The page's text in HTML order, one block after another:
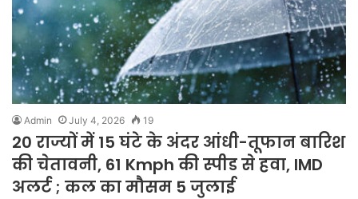
Admin July 4, 2026 19
20 राज्यों में 15 घंटे के अंदर आंधी-तूफान बारिश
की चेतावनी, 61 Kmph की स्पीड से हवा, IMD
अलर्ट ; कल का मौसम 5 जुलाई